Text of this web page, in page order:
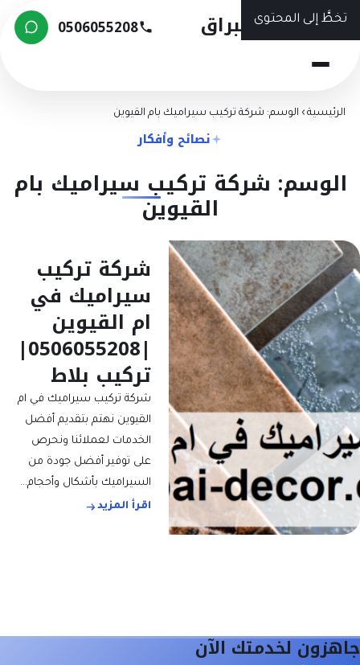
تخطَّ إلى المحتوى
شركة البراق 0506055208
الرئيسية › الوسم: شركة تركيب سيراميك بام القيوين
نصائح وأفكار
الوسم: شركة تركيب سيراميك بام
القيوين
شركة تركيب
سيراميك في
ام القيوين
|0506055208|
تركيب بلاط
شركة تركيب سيراميك في ام
القيوين نهتم بتقديم أفضل
الخدمات لعملائنا ونحرص
على توفير أفضل جودة من
السيراميك بأشكال وأحجام…
اقرأ المزيد
جاهزون لخدمتك الآن